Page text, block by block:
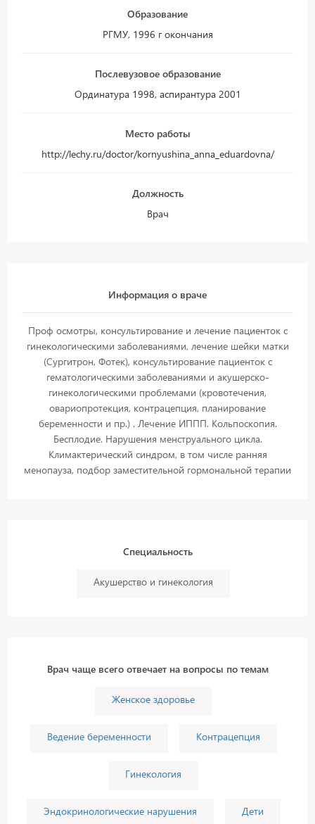
Образование
РГМУ, 1996 г окончания
Послевузовое образование
Ординатура 1998, аспирантура 2001
Место работы
http://lechy.ru/doctor/kornyushina_anna_eduardovna/
Должность
Врач
Информация о враче
Проф осмотры, консультирование и лечение пациенток с
гинекологическими заболеваниями, лечение шейки матки
(Сургитрон, Фотек), консультирование пациенток с
гематологическими заболеваниями и акушерско-
гинекологическими проблемами (кровотечения,
овариопротекция, контрацепция, планирование
беременности и пр.) . Лечение ИППП. Кольпоскопия.
Бесплодие. Нарушения менструального цикла.
Климактерический синдром, в том числе ранняя
менопауза, подбор заместительной гормональной терапии
Специальность
Акушерство и гинекология
Врач чаще всего отвечает на вопросы по темам
Женское здоровье
Ведение беременности Контрацепция
Гинекология
Эндокринологические нарушения Дети